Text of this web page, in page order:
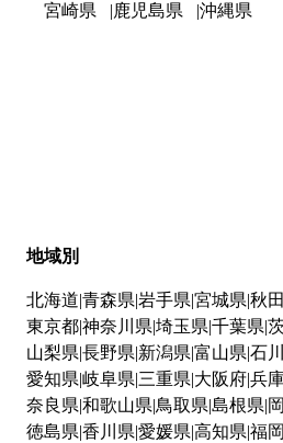
宮崎県
鹿児島県 沖縄県
地域別
北海道 青森県 岩手県 宮城県 秋
東京都神奈川県 埼玉県 千葉県
山梨県 長野県 新潟県 富山県 石
愛知県 岐阜県 三重県 大阪府兵
奈良県 和歌山県 鳥取県 島根県
徳島県 香川県 愛媛県 高知県 福